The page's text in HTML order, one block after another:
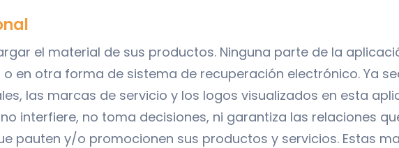
el material de sus productos. Ninguna parte de la
en otra forma de sistema de recuperación electrónico. Ya
las marcas de servicio y los logos visualizados en esta
no interfiere, no toma decisiones, ni garantiza las relaciones
pauten y/o promocionen sus productos y servicios. Estas